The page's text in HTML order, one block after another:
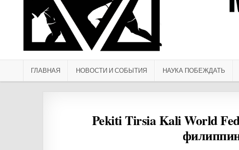
ГЛАВНАЯ НОВОСТИ И СОБЫТИЯ НАУКА ПОБЕЖДАТЬ
Pekiti Tirsia Kali World